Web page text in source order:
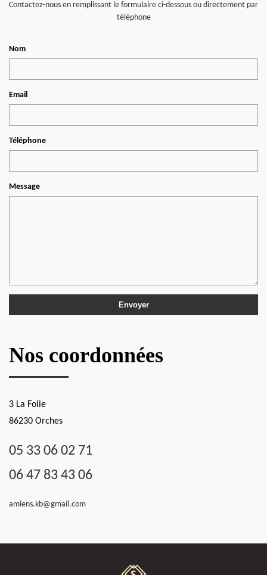
Contactez-nous en remplissant le formulaire ci-dessous ou directement par
téléphone
Nom
Email
Téléphone
Message
Nos coordonnées
3 La Folie
86230 Orches
05 33 06 02 71
06 47 83 43 06
amiens.kb@gmail.com